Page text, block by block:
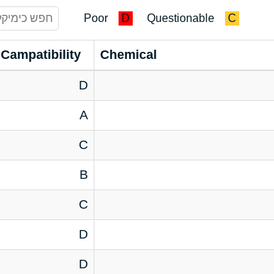
C
Questionable
D
Poor
Chemical
Campatibility
D
A
C
B
C
D
D